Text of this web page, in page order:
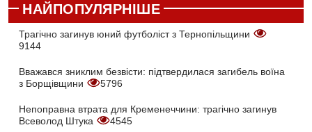
НАЙПОПУЛЯРНІШЕ
Трагічно загинув юний футболіст з Тернопільщини
9144
Вважався зниклим безвісти: підтвердилася загибель воїна
з Борщівщини
5796
Непоправна втрата для Кременеччини: трагічно загинув
Всеволод Штука
4545